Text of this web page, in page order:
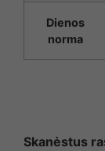
Dienos
norma
Skanėstus